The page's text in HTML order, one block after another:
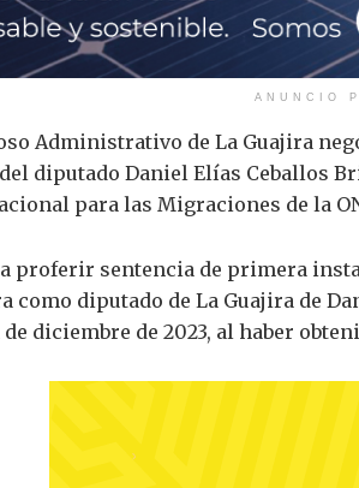
ANUNCIO
Administrativo de La Guajira
diputado Daniel Elías Ceballos
para las Migraciones de la
proferir sentencia de primera
como diputado de La Guajira de
de diciembre de 2023, al haber